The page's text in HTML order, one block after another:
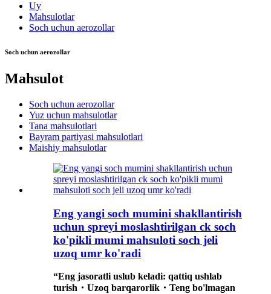
Uy
Mahsulotlar
Soch uchun aerozollar
Soch uchun aerozollar
Mahsulot
Soch uchun aerozollar
Yuz uchun mahsulotlar
Tana mahsulotlari
Bayram partiyasi mahsulotlari
Maishiy mahsulotlar
Eng yangi soch mumini shakllantirish
uchun spreyi moslashtirilgan ck soch
ko'pikli mumi mahsuloti soch jeli
uzoq umr ko'radi
“Eng jasoratli uslub keladi: qattiq ushlab
turish・Uzoq barqarorlik・Teng bo'lmagan